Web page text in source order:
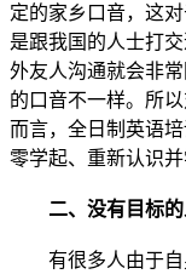
定的家乡口音，这
是跟我国的人士打
外友人沟通就会非
的口音不一样。所
而言，全日制英语
零学起、重新认识并
二、没有目标
有很多人由于